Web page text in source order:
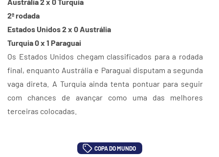
2ª rodada
Estados Unidos 2 x 0 Austrália
Turquia 0 x 1 Paraguai
Os Estados Unidos chegam classificados para a rodada
final, enquanto Austrália e Paraguai disputam a segunda
vaga direta. A Turquia ainda tenta pontuar para seguir
com chances de avançar como uma das melhores
terceiras colocadas.
COPA DO MUNDO